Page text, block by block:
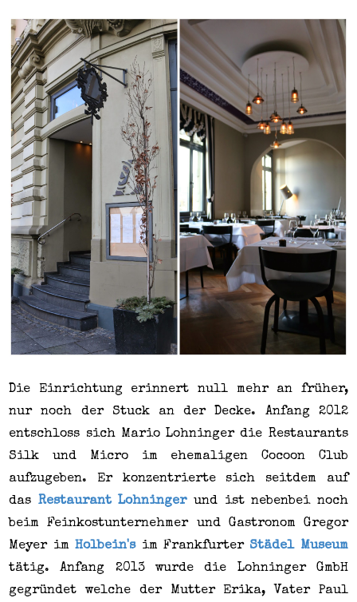
Die Einrichtung erinnert null mehr an früher,
nur noch der Stuck an der Decke. Anfang 2012
entschloss sich Mario Lohninger die Restaurants
Silk und Micro im ehemaligen Cocoon Club
aufzugeben. Er konzentrierte sich seitdem auf
das Restaurant Lohningerund ist nebenbei noch
beim Feinkostunternehmer und Gastronom Gregor
Meyer imHolbein'sim Frankfurter Städel Museum
tätig. Anfang 2013 wurde die Lohninger GmbH
gegründet welche der Mutter Erika, Vater Paul